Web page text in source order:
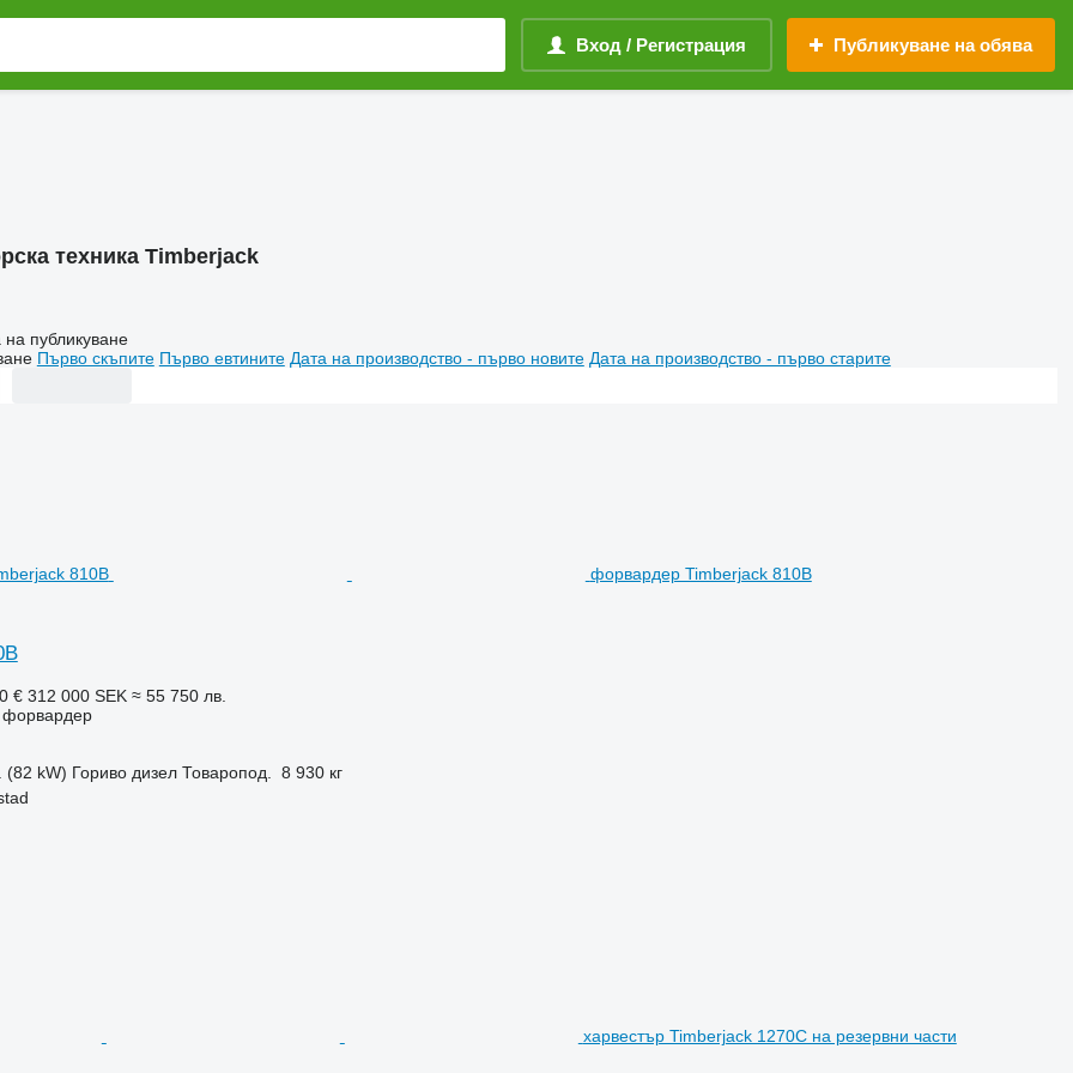
Вход / Регистрация Публикуване на обява
техника Timberjack
на публикуване
Първо скъпите Първо евтините Дата на производство - първо новите Дата на производство - първо старите
форвардер Timberjack 810B
€ 312 000 SEK ≈ 55 750 лв.
форвардер
(82 kW) Гориво дизел Товаропод.
8 930 кг
харвестър Timberjack 1270C на резервни части